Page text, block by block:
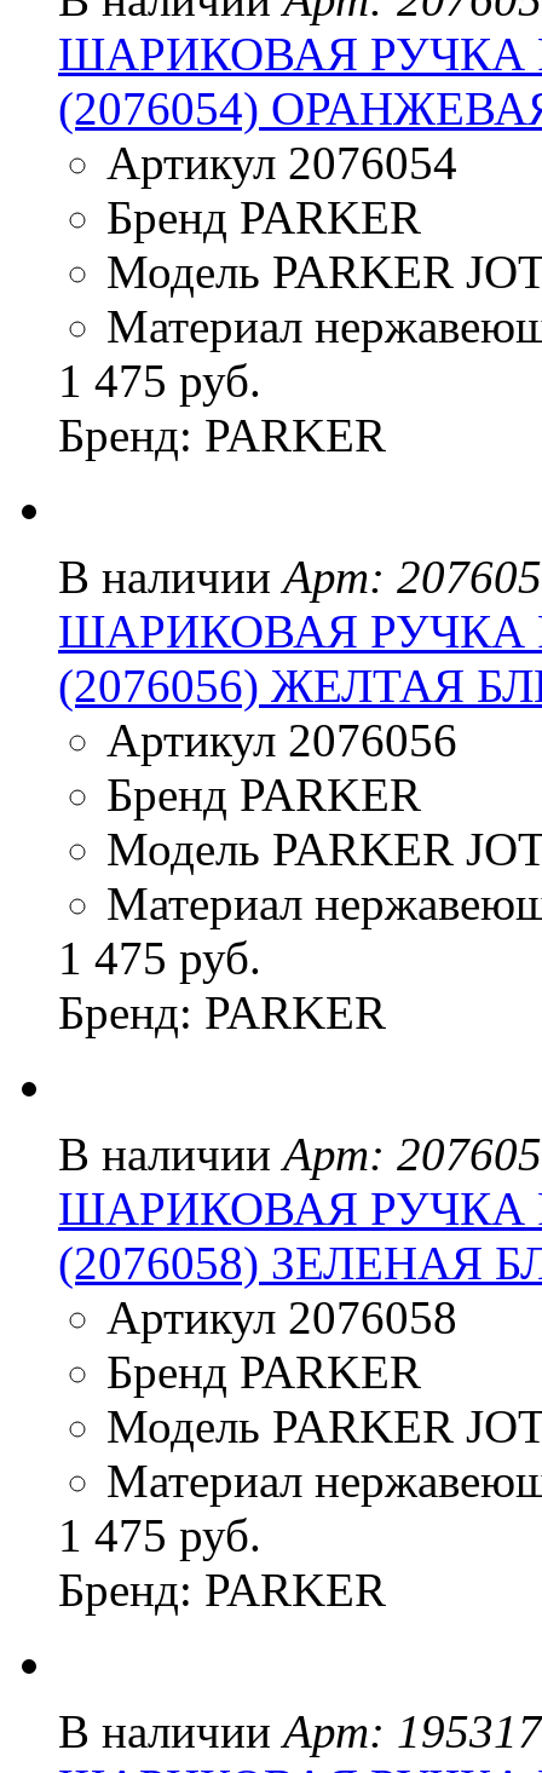
ШАРИКОВАЯ РУЧКА
(2076054)
Артикул 2076054
Бренд PARKER
Модель PARKER
Материал
1 475 руб.
Бренд: PARKER
В наличии Арт:
ШАРИКОВАЯ РУЧКА
(2076056) ЖЕЛТАЯ
Артикул 2076056
Бренд PARKER
Модель PARKER
Материал
1 475 руб.
Бренд: PARKER
В наличии Арт:
ШАРИКОВАЯ РУЧКА
(2076058) ЗЕЛЕНАЯ
Артикул 2076058
Бренд PARKER
Модель PARKER
Материал
1 475 руб.
Бренд: PARKER
В наличии Арт: